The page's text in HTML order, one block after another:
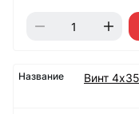
Винт